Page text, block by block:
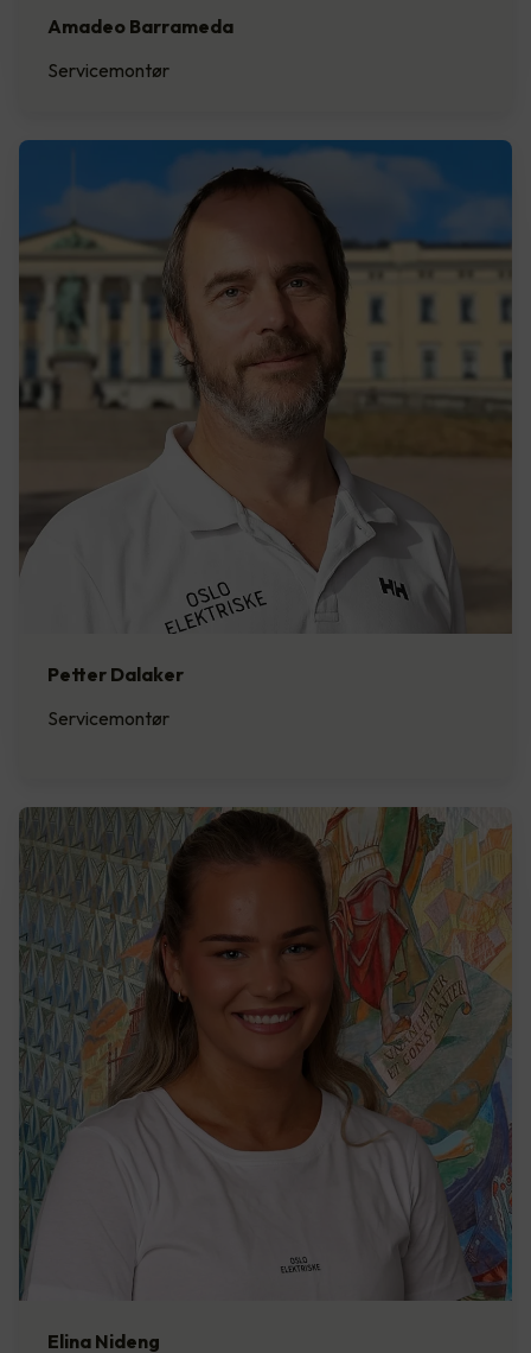
Amadeo Barrameda
Servicemontør
Petter Dalaker
Servicemontør
Elina Nideng